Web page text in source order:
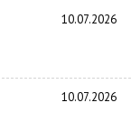
10.07.2026
10.07.2026